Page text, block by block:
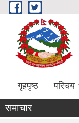
Skip to main content
गृहपृष्ठ परिचय
समाचार